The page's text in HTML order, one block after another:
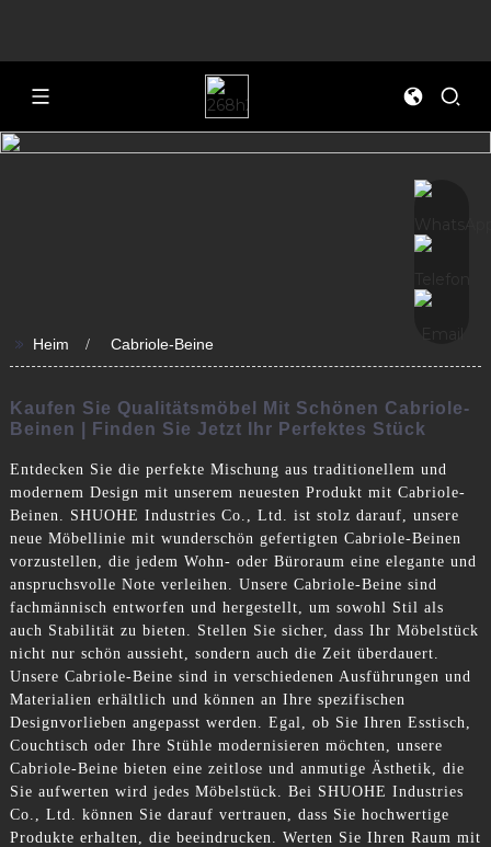
>> Heim Cabriole-Beine
Kaufen Sie Qualitätsmöbel Mit Schönen Cabriole-
Beinen | Finden Sie Jetzt Ihr Perfektes Stück
Entdecken Sie die perfekte Mischung aus traditionellem und
modernem Design mit unserem neuesten Produkt mit Cabriole-
Beinen. SHUOHE Industries Co., Ltd. ist stolz darauf, unsere
neue Möbellinie mit wunderschön gefertigten Cabriole-Beinen
vorzustellen, die jedem Wohn- oder Büroraum eine elegante und
anspruchsvolle Note verleihen. Unsere Cabriole-Beine sind
fachmännisch entworfen und hergestellt, um sowohl Stil als
auch Stabilität zu bieten. Stellen Sie sicher, dass Ihr Möbelstück
nicht nur schön aussieht, sondern auch die Zeit überdauert.
Unsere Cabriole-Beine sind in verschiedenen Ausführungen und
Materialien erhältlich und können an Ihre spezifischen
Designvorlieben angepasst werden. Egal, ob Sie Ihren Esstisch,
Couchtisch oder Ihre Stühle modernisieren möchten, unsere
Cabriole-Beine bieten eine zeitlose und anmutige Ästhetik, die
Sie aufwerten wird jedes Möbelstück. Bei SHUOHE Industries
Co., Ltd. können Sie darauf vertrauen, dass Sie hochwertige
Produkte erhalten, die beeindrucken. Werten Sie Ihren Raum mit